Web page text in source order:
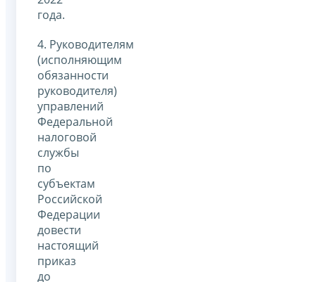
года.
4. Руководителям
(исполняющим
обязанности
руководителя)
управлений
Федеральной
налоговой
службы
по
субъектам
Российской
Федерации
довести
настоящий
приказ
до